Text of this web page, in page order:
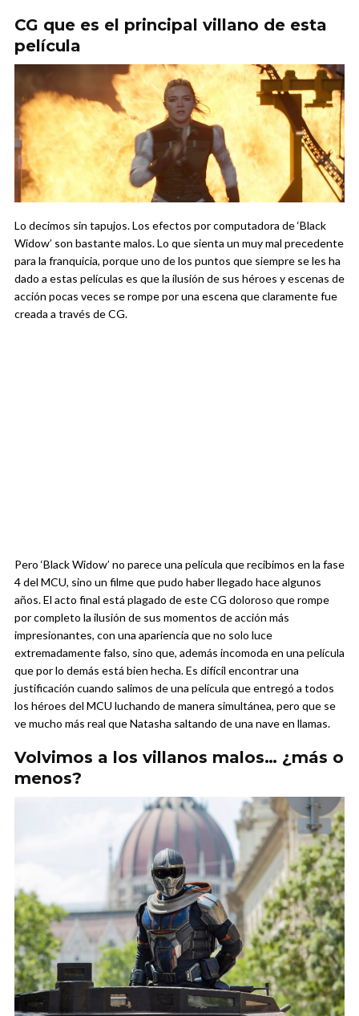
CG que es el principal villano de esta
película
Lo decimos sin tapujos. Los efectos por computadora de ‘Black
Widow’ son bastante malos. Lo que sienta un muy mal precedente
para la franquicia, porque uno de los puntos que siempre se les ha
dado a estas películas es que la ilusión de sus héroes y escenas de
acción pocas veces se rompe por una escena que claramente fue
creada a través de CG.
Pero ‘Black Widow’ no parece una película que recibimos en la fase
4 del MCU, sino un filme que pudo haber llegado hace algunos
años. El acto final está plagado de este CG doloroso que rompe
por completo la ilusión de sus momentos de acción más
impresionantes, con una apariencia que no solo luce
extremadamente falso, sino que, además incomoda en una película
que por lo demás está bien hecha. Es difícil encontrar una
justificación cuando salimos de una película que entregó a todos
los héroes del MCU luchando de manera simultánea, pero que se
ve mucho más real que Natasha saltando de una nave en llamas.
Volvimos a los villanos malos… ¿más o
menos?